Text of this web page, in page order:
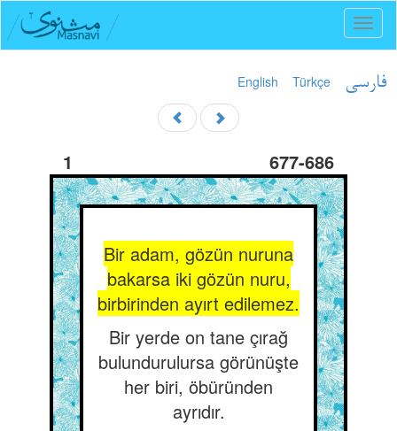
English Türkçe فارسی
1 677-686
Bir adam, gözün nuruna
bakarsa iki gözün nuru,
birbirinden ayırt edilemez.
Bir yerde on tane çırağ
bulundurulursa görünüşte
her biri, öbüründen
ayrıdır.